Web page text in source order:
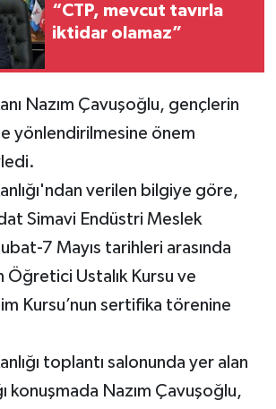
“CTP, mevcut tavırla
iktidar olamaz”
Nazım Çavuşoğlu, gençlerin
yönlendirilmesine önem
verilen bilgiye göre,
Simavi Endüstri Meslek
7 Mayıs tarihleri arasında
Ustalık Kursu ve
Kursu’nun sertifika törenine
toplantı salonunda yer alan
konuşmada Nazım Çavuşoğlu,